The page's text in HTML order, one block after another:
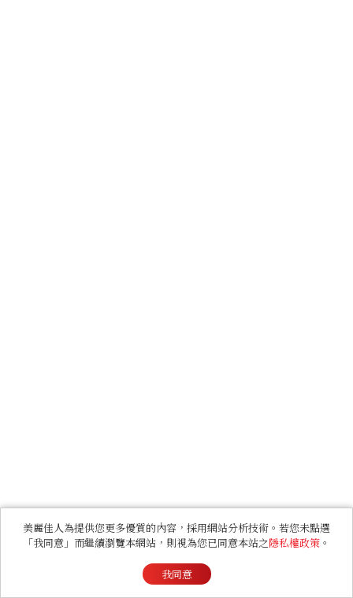
美麗佳人為提供您更多優質的內容，採用網站分析技術。若您未點選
「我同意」而繼續瀏覽本網站，則視為您已同意本站之隱私權政策 。
我同意